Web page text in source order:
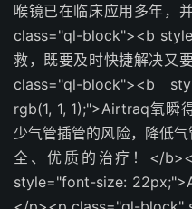
喉镜已在临床应用多年，
class="ql-block"><b
救，既要及时快捷解决又
class="ql-block"><b
rgb(1, 1, 1);">Airtraq氧瞬
少气管插管的风险，降低
全、优质的治疗！</
style="font-size: